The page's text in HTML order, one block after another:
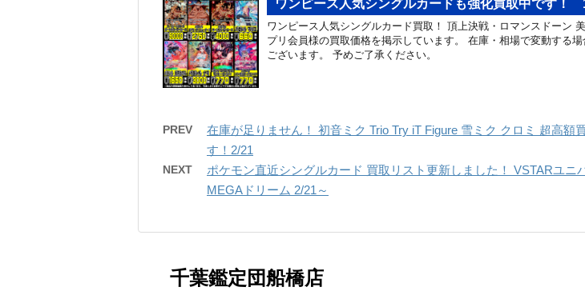
ワンピース人気シングルカードも強化買取中です！
ワンピース人気シングルカード買取！ 頂上決戦・ロマンスドーン
プリ会員様の買取価格を掲示しています。 在庫・相場で変動する
ございます。 予めご了承ください。
PREV
在庫が足りません！ 初音ミク Trio Try iT Figure 雪ミク クロミ 超高額
す！2/21
NEXT
ポケモン直近シングルカード 買取リスト更新しました！ VSTARユニ
MEGAドリーム 2/21～
千葉鑑定団船橋店